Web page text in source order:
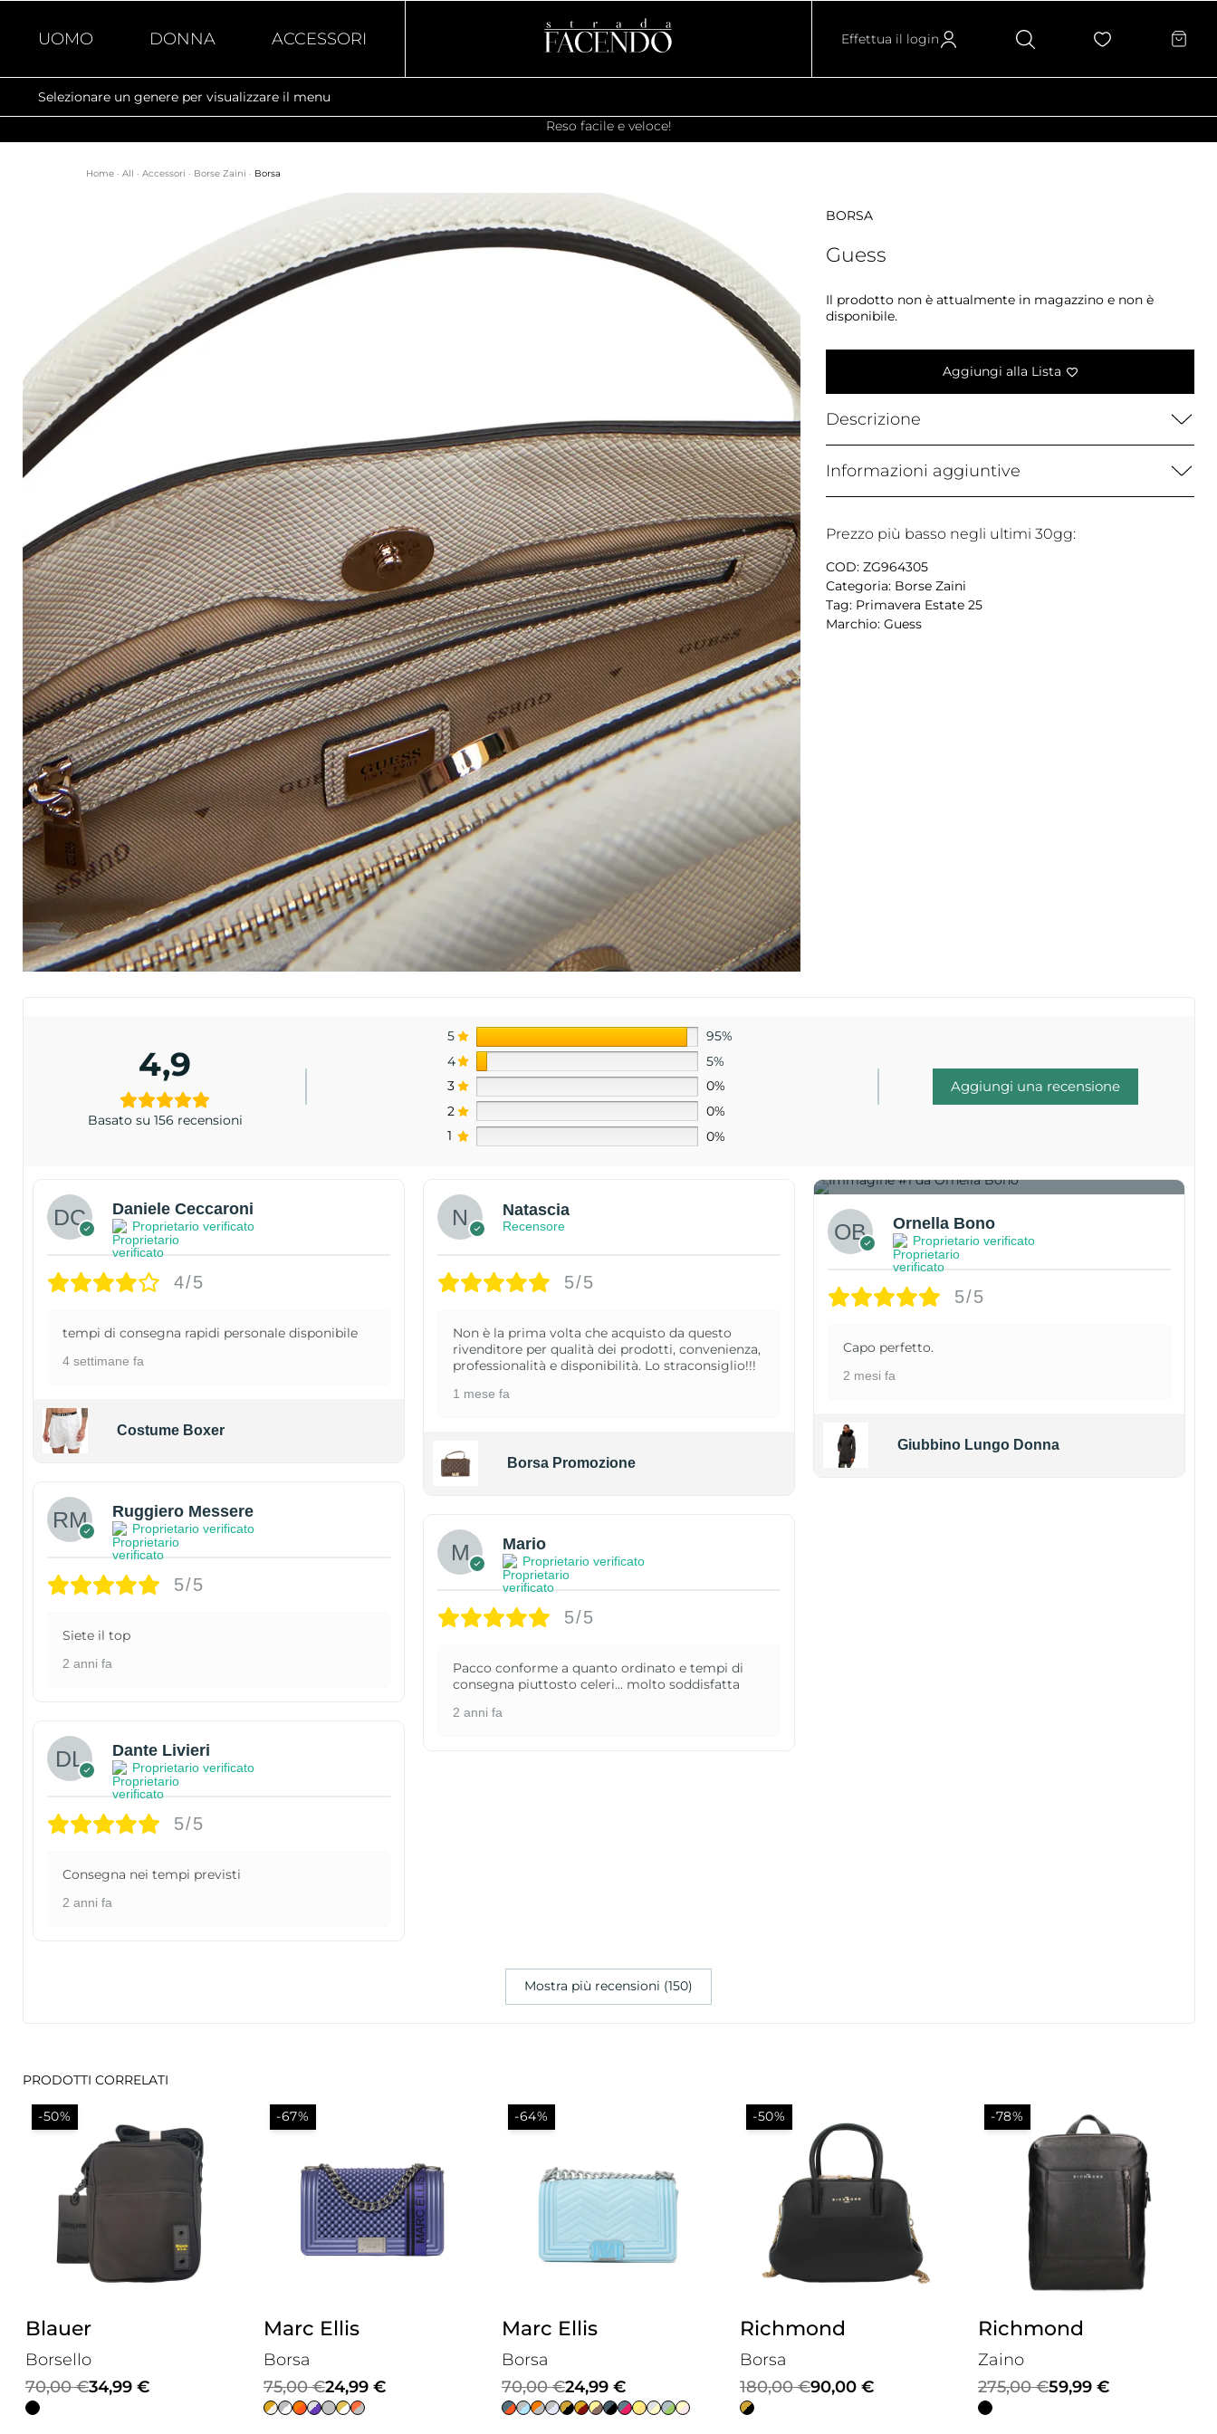
UOMO DONNA ACCESSORI Effettua il login
Selezionare un genere per visualizzare il menu
Reso facile e veloce!
Home · All · Accessori · Borse Zaini · Borsa
BORSA
Guess
Il prodotto non è attualmente in magazzino e non è
disponibile.
Aggiungi alla Lista
Descrizione
Informazioni aggiuntive
Prezzo più basso negli ultimi 30gg:
COD:ZG964305
Categoria: Borse Zaini
Tag: Primavera Estate 25
Marchio:Guess
4,9
Basato su 156 recensioni
5
95%
4
5%
3
0%
2
0%
1
0%
Aggiungi una recensione
Daniele Ceccaroni
Proprietario verificato
4/5
tempi di consegna rapidi personale disponibile
4 settimane fa
Costume Boxer
Ruggiero Messere
Proprietario verificato
5/5
Siete il top
2 anni fa
Dante Livieri
Proprietario verificato
5/5
Consegna nei tempi previsti
2 anni fa
Natascia
Recensore
5/5
Non è la prima volta che acquisto da questo
rivenditore per qualità dei prodotti, convenienza,
professionalità e disponibilità. Lo straconsiglio!!!
1 mese fa
Borsa Promozione
Mario
Proprietario verificato
5/5
Pacco conforme a quanto ordinato e tempi di
consegna piuttosto celeri... molto soddisfatta
2 anni fa
Ornella Bono
Proprietario verificato
5/5
Capo perfetto.
2 mesi fa
Giubbino Lungo Donna
Mostra più recensioni (150)
PRODOTTI CORRELATI
-50%
Blauer
Borsello
70,00€
Il
prezzo
34,99 €
Il
prezzo
-67%
Marc Ellis
Borsa
75,00€
Il
prezzo
24,99 €
Il
prezzo
-64%
Marc Ellis
Borsa
70,00€
Il
prezzo
24,99 €
Il
prezzo
-50%
Richmond
Borsa
180,00€
Il
prezzo
90,00 €
Il
prezzo
-78%
Richmond
Zaino
275,00€
Il
prezzo
59,99 €
Il
prezzo